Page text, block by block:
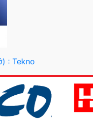
: Tekno